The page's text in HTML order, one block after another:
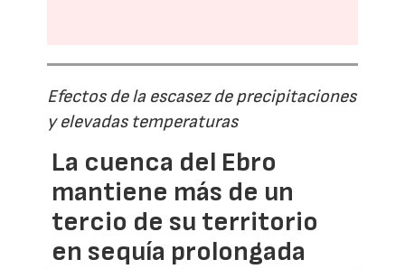
Efectos de la escasez de precipitaciones
y elevadas temperaturas
La cuenca del Ebro
mantiene más de un
tercio de su territorio
en sequía prolongada